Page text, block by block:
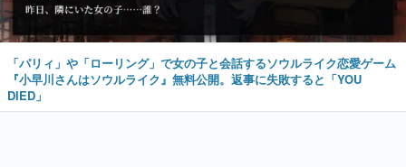
「パリィ」や「ローリング」で女の子と会話するソウルライク恋愛ゲーム
『小早川さんはソウルライク』無料公開。返事に失敗すると「YOU
DIED」